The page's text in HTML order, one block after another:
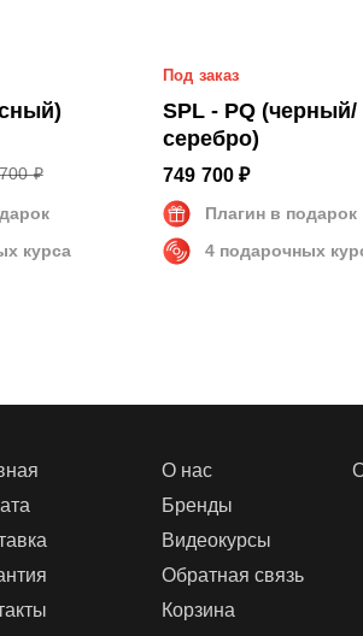
₽
курса
Под заказ
SPL - PQ (черный/
серебро)
749 700 ₽
Плагин в подарок
4 подарочных
О нас
Бренды
Видеокурсы
Обратная связь
Корзина